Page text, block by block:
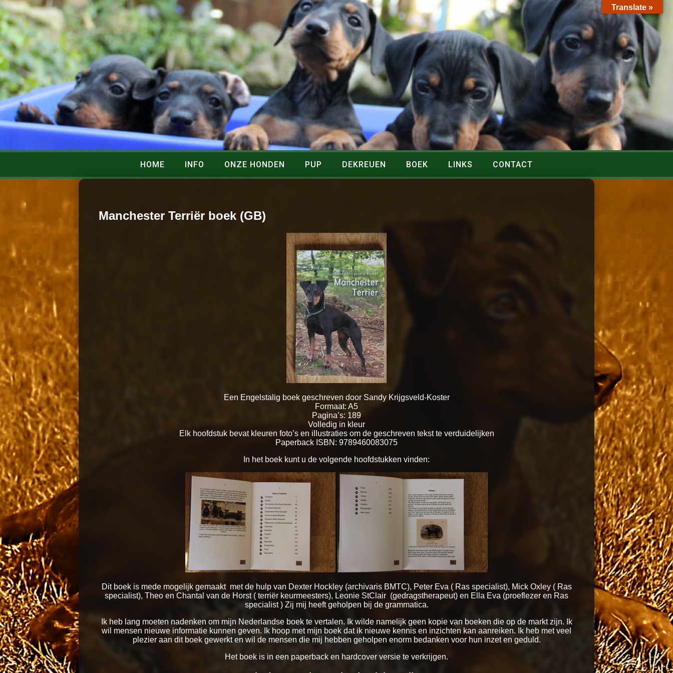
HOME INFO ONZE HONDEN PUP DEKREUEN BOEK LINKS CONTACT
Manchester Terriër boek (GB)
Een Engelstalig boek geschreven door Sandy Krijgsveld-Koster
Formaat: A5
Pagina’s: 189
Volledig in kleur
Elk hoofdstuk bevat kleuren foto’s en illustraties om de geschreven tekst te verduidelijken
Paperback ISBN: 9789460083075
In het boek kunt u de volgende hoofdstukken vinden:
Dit boek is mede mogelijk gemaakt met de hulp van Dexter Hockley (archivaris BMTC), Peter Eva ( Ras specialist), Mick Oxley ( Ras
specialist), Theo en Chantal van de Horst ( terriër keurmeesters), Leonie StClair (gedragstherapeut) en Ella Eva (proeflezer en Ras
specialist ) Zij mij heeft geholpen bij de grammatica.
Ik heb lang moeten nadenken om mijn Nederlandse boek te vertalen. Ik wilde namelijk geen kopie van boeken die op de markt zijn. Ik
wil mensen nieuwe informatie kunnen geven. Ik hoop met mijn boek dat ik nieuwe kennis en inzichten kan aanreiken. Ik heb met veel
plezier aan dit boek gewerkt en wil de mensen die mij hebben geholpen enorm bedanken voor hun inzet en geduld.
Het boek is in een paperback en hardcover versie te verkrijgen.
Translate »